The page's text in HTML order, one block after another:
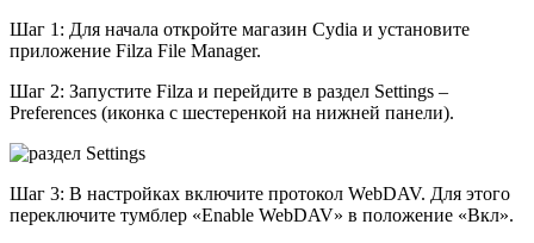
Шаг 1: Для начала откройте магазин Cydia и установите
приложение Filza File Manager.
Шаг 2: Запустите Filza и перейдите в раздел Settings –
Preferences (иконка с шестеренкой на нижней панели).
Шаг 3: В настройках включите протокол WebDAV. Для этого
переключите тумблер «Enable WebDAV» в положение «Вкл».